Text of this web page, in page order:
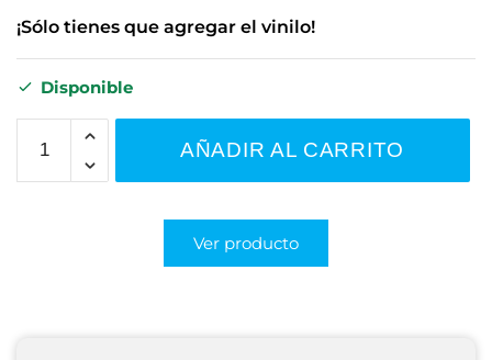
¡Sólo tienes que agregar el vinilo!
Disponible
AÑADIR AL CARRITO
Ver producto